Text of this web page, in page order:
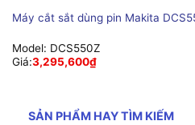
Máy cắt sắt dùng pin Makita
Model: DCS550Z
Giá:3,295,600₫
SẢN PHẨM HAY TÌM KIẾM